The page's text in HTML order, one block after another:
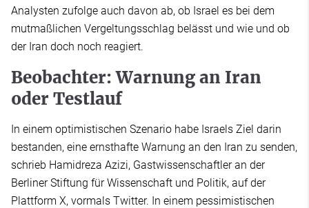
Analysten zufolge auch davon ab, ob Israel es bei dem
mutmaßlichen Vergeltungsschlag belässt und wie und ob
der Iran doch noch reagiert.
Beobachter: Warnung an Iran
oder Testlauf
In einem optimistischen Szenario habe Israels Ziel darin
bestanden, eine ernsthafte Warnung an den Iran zu senden,
schrieb Hamidreza Azizi, Gastwissenschaftler an der
Berliner Stiftung für Wissenschaft und Politik, auf der
Plattform X, vormals Twitter. In einem pessimistischen